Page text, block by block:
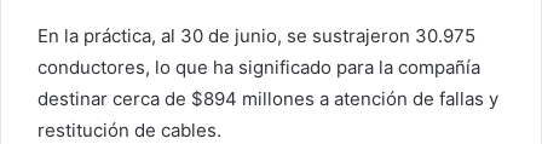
En la práctica, al 30 de junio, se sustrajeron 30.975
conductores, lo que ha significado para la compañía
destinar cerca de $894 millones a atención de fallas y
restitución de cables.